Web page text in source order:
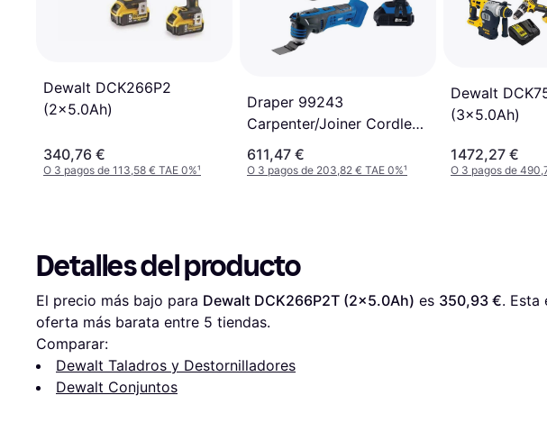
Dewalt DCK266P2
(2x5.0Ah)
340,76 €
O 3 pagos de 113,58 € TAE 0%¹
Draper 99243
Carpenter/Joiner Cordless
Tool Kit
611,47 €
O 3 pagos de 203,82 € TAE 0%¹
Dewalt
(3x5.0Ah)
1472,27 €
O 3 pagos de
Detalles del producto
El precio más bajo para Dewalt DCK266P2T (2x5.0Ah) es 350,93 €. Esta
oferta más barata entre 5 tiendas.
Comparar:
Dewalt Taladros y Destornilladores
Dewalt Conjuntos